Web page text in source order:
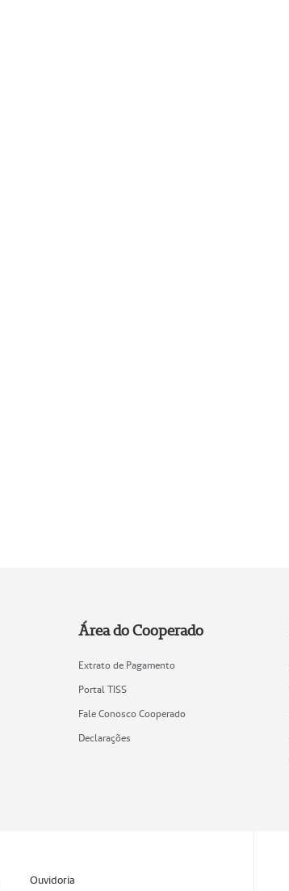
Área do Cooperado
Extrato de Pagamento
Portal TISS
Fale Conosco Cooperado
Declarações
Ouvidoria